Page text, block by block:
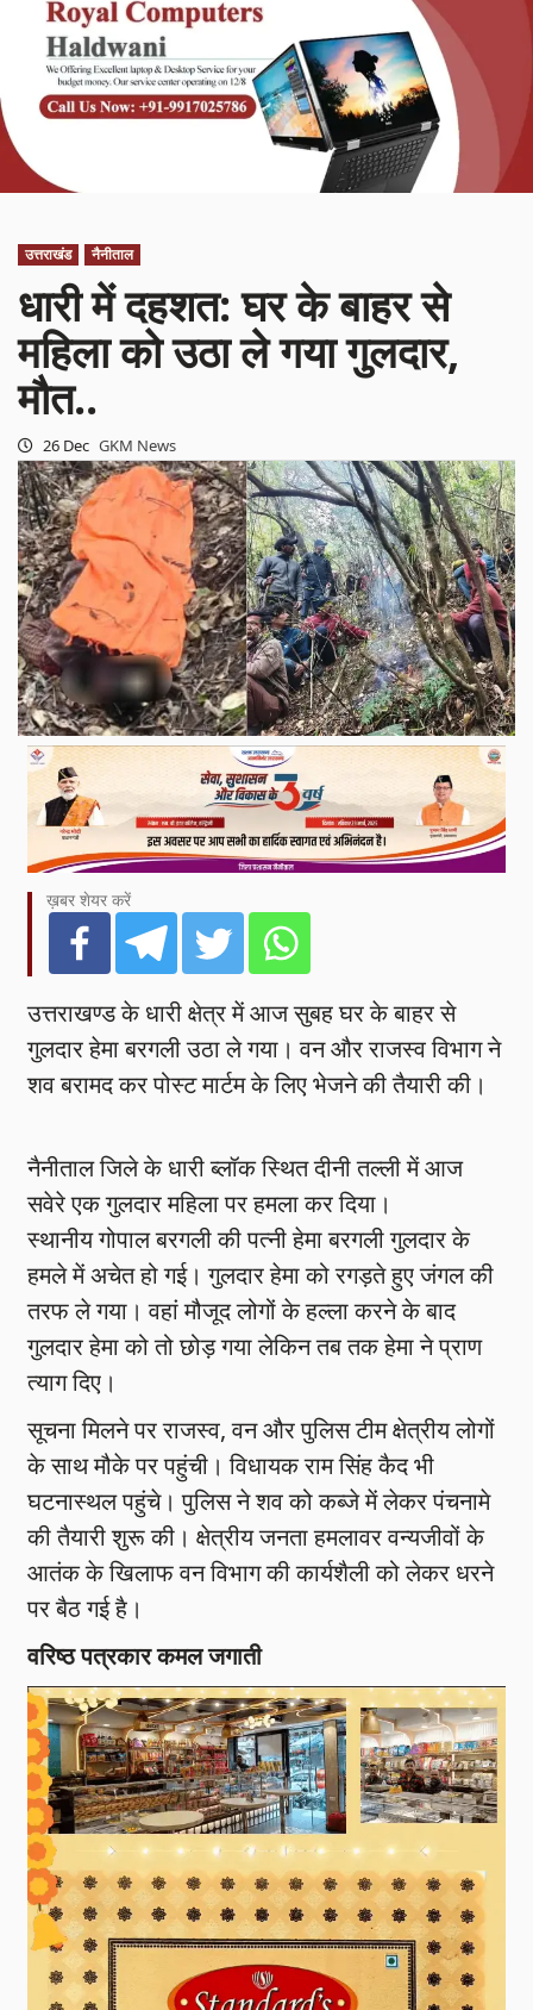
उत्तराखंड नैनीताल
धारी में दहशत: घर के बाहर से
महिला को उठा ले गया गुलदार,
मौत..
26 Dec GKM News
ख़बर शेयर करें
उत्तराखण्ड के धारी क्षेत्र में आज सुबह घर के बाहर से
गुलदार हेमा बरगली उठा ले गया। वन और राजस्व विभाग ने
शव बरामद कर पोस्ट मार्टम के लिए भेजने की तैयारी की।
नैनीताल जिले के धारी ब्लॉक स्थित दीनी तल्ली में आज
सवेरे एक गुलदार महिला पर हमला कर दिया।
स्थानीय गोपाल बरगली की पत्नी हेमा बरगली गुलदार के
हमले में अचेत हो गई। गुलदार हेमा को रगड़ते हुए जंगल की
तरफ ले गया। वहां मौजूद लोगों के हल्ला करने के बाद
गुलदार हेमा को तो छोड़ गया लेकिन तब तक हेमा ने प्राण
त्याग दिए।
सूचना मिलने पर राजस्व, वन और पुलिस टीम क्षेत्रीय लोगों
के साथ मौके पर पहुंची। विधायक राम सिंह कैद भी
घटनास्थल पहुंचे। पुलिस ने शव को कब्जे में लेकर पंचनामे
की तैयारी शुरू की। क्षेत्रीय जनता हमलावर वन्यजीवों के
आतंक के खिलाफ वन विभाग की कार्यशैली को लेकर धरने
पर बैठ गई है।
वरिष्ठ पत्रकार कमल जगाती